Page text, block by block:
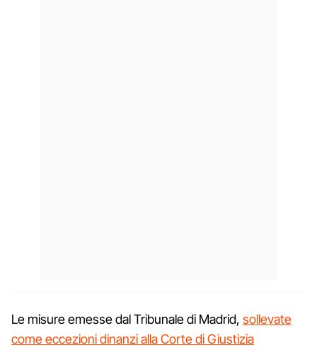
Le misure emesse dal Tribunale di Madrid, sollevate
come eccezioni dinanzi alla Corte di Giustizia